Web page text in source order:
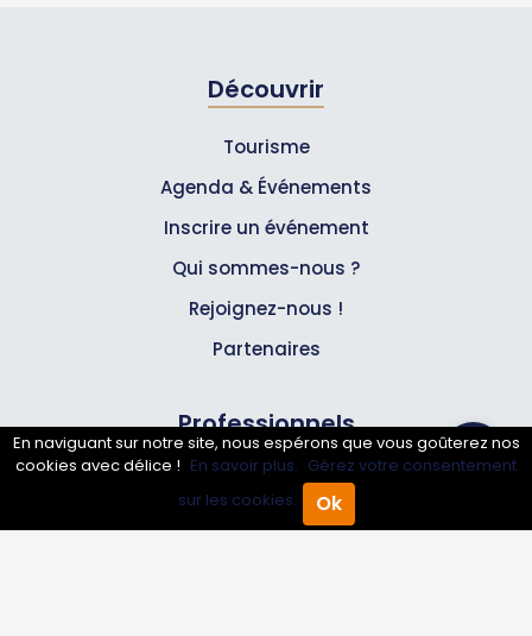
Annuaire Pro Agenda
Découvrir
Tourisme
Agenda & Événements
Inscrire un événement
Qui sommes-nous ?
Rejoignez-nous !
Partenaires
Professionnels
Annuaire pro
Inscrire mon entreprise
En naviguant sur notre site, nous espérons que vous goûterez nos
cookies avec délice ! En savoir plus. Gérez votre consentement
sur les cookies.
Ok